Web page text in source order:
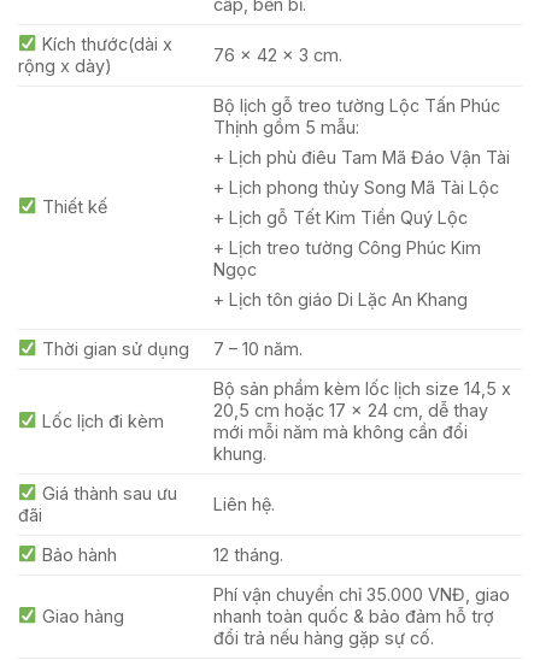
Kích thước(dài x
rộng x dày)
76 x 42 x 3 cm.
Thiết kế
Bộ lịch gỗ treo tường Lộc Tấn Phúc
Thịnh gồm 5 mẫu:
+ Lịch phù điêu Tam Mã Đáo Vận Tài
+ Lịch phong thủy Song Mã Tài Lộc
+ Lịch gỗ Tết Kim Tiền Quý Lộc
+ Lịch treo tường Công Phúc Kim
Ngọc
+ Lịch tôn giáo Di Lặc An Khang
Thời gian sử dụng 7 – 10 năm.
Lốc lịch đi kèm
Bộ sản phẩm kèm lốc lịch size 14,5 x
20,5 cm hoặc 17 x 24 cm, dễ thay
mới mỗi năm mà không cần đổi
khung.
Giá thành sau ưu
đãi
Liên hệ.
Bảo hành 12 tháng.
Giao hàng
Phí vận chuyển chỉ 35.000 VNĐ, giao
nhanh toàn quốc & bảo đảm hỗ trợ
đổi trả nếu hàng gặp sự cố.